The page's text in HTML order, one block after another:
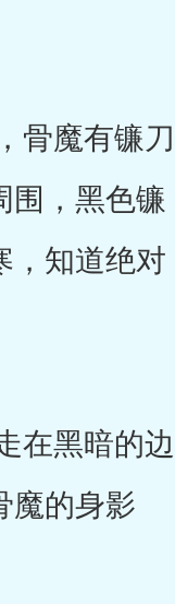
骨魔有镰刀
围，黑色镰
，知道绝对
黑暗的边
魔的身影